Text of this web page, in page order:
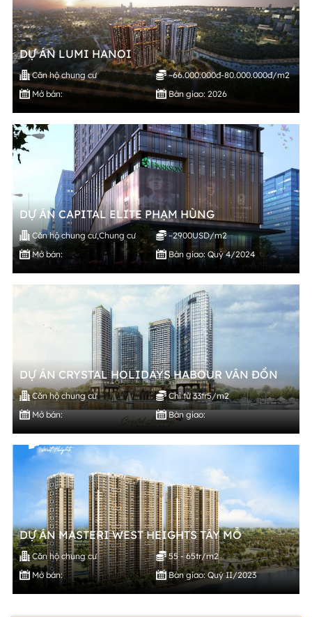
DỰ ÁN LUMI HANOI
Căn hộ chung cư
~66.000.000đ-80.000.000đ/m2
Mở bán:
Bàn giao: 2026
DỰ ÁN CAPITAL ELITE PHẠM HÙNG
Căn hộ chung cư,Chung cư
~2900USD/m2
Mở bán:
Bàn giao: Quý 4/2024
DỰ ÁN CRYSTAL HOLIDAYS HABOUR VÂN ĐỒN
Căn hộ chung cư
Chỉ từ 33tr5/m2
Mở bán:
Bàn giao:
DỰ ÁN MASTERI WEST HEIGHTS TÂY MỖ
Căn hộ chung cư
55 - 65tr/m2
Mở bán:
Bàn giao: Quý II/2023